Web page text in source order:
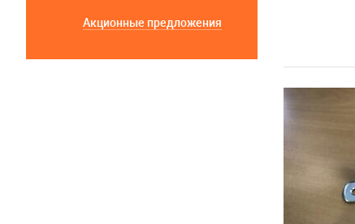
Акционные предложения